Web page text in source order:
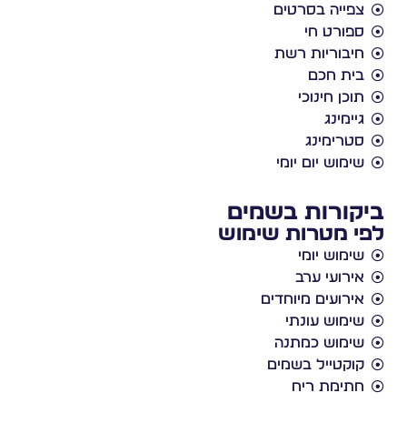
צפייה בסרטים
ספורט חי
חיבוריות רשת
בית חכם
תוכן חינוכי
גיימינג
סטרימינג
שימוש יום יומי
ביקורות בשמים
לפי מטרות שימוש
שימוש יומי
אירועי ערב
אירועים מיוחדים
שימוש עונתי
שימוש כמתנה
קוקטייל בשמים
חתימת ריח